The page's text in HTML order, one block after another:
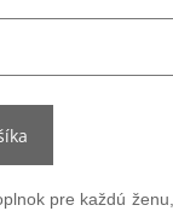
pre každú